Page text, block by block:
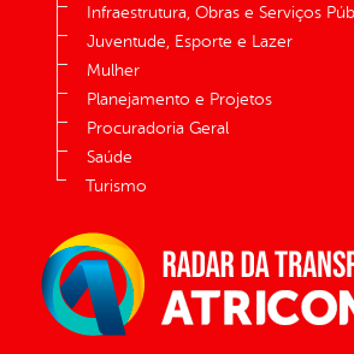
Infraestrutura, Obras e Serviços
Juventude, Esporte e Lazer
Mulher
Planejamento e Projetos
Procuradoria Geral
Saúde
Turismo